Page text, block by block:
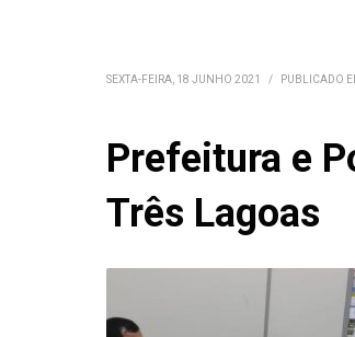
SEXTA-FEIRA, 18 JUNHO 2021 / PUBLICADO
Prefeitura e
Três Lagoas